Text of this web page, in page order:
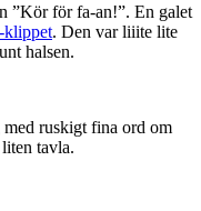
”Kör för fa-an!”. En galet
klippet. Den var liiite lite
halsen.
ruskigt fina ord om
tavla.